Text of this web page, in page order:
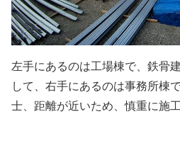
左手にあるのは工場棟で、鉄骨
して、右手にあるのは事務所棟
士、距離が近いため、慎重に施